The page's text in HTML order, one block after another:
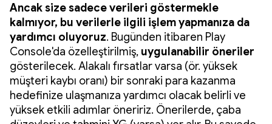
Ancak size sadece verileri göstermekle
kalmıyor, bu verilerle ilgili işlem yapmanıza da
yardımcı oluyoruz. Bugünden itibaren Play
Console'da özelleştirilmiş, uygulanabilir öneriler
gösterilecek. Alakalı fırsatlar varsa (ör. yüksek
müşteri kaybı oranı) bir sonraki para kazanma
hedefinize ulaşmanıza yardımcı olacak belirli ve
yüksek etkili adımlar öneririz. Önerilerde, çaba